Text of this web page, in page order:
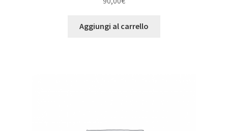
Aggiungi al carrello